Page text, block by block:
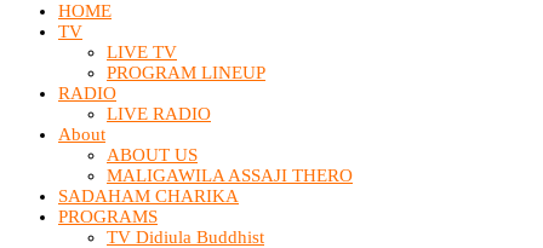
HOME
TV
LIVE TV
PROGRAM LINEUP
RADIO
LIVE RADIO
About
ABOUT US
MALIGAWILA ASSAJI THERO
SADAHAM CHARIKA
PROGRAMS
TV Didiula Buddhist